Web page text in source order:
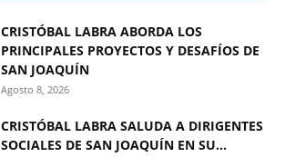
CRISTÓBAL LABRA ABORDA LOS
PRINCIPALES PROYECTOS Y DESAFÍOS DE
SAN JOAQUÍN
Agosto 8, 2026
CRISTÓBAL LABRA SALUDA A DIRIGENTES
SOCIALES DE SAN JOAQUÍN EN SU...